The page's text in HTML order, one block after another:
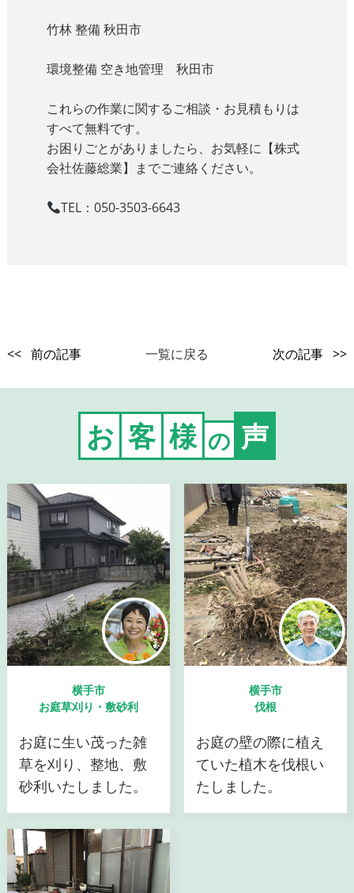
竹林 整備 秋田市
環境整備 空き地管理 秋田市
これらの作業に関するご相談・お見積もりは
すべて無料です。
お困りごとがありましたら、お気軽に【株式
会社佐藤総業】までご連絡ください。
TEL：050-3503-6643
<< 前の記事 一覧に戻る 次の記事 >>
お 客 様 の 声
横手市
お庭草刈り・敷砂利
お庭に生い茂った雑
草を刈り、整地、敷
砂利いたしました。
横手市
伐根
お庭の壁の際に植え
ていた植木を伐根い
たしました。